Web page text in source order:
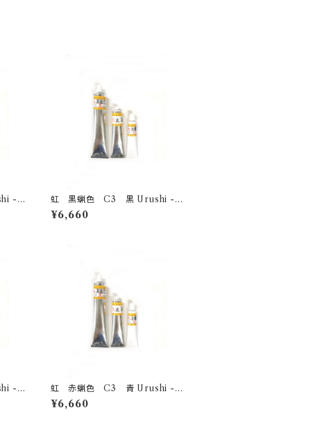
虹 黒蝋色 C3 黒 Urushi -bl
ack- 100g
¥6,660
虹 赤蝋色 C3 青 Urushi -bl
ue- 100g
¥6,660